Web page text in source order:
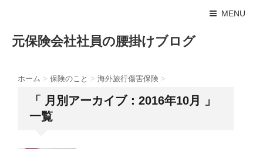
MENU
元保険会社社員の腰掛けブログ
ホーム > 保険のこと > 海外旅行傷害保険 >
「 月別アーカイブ：2016年10月 」
一覧